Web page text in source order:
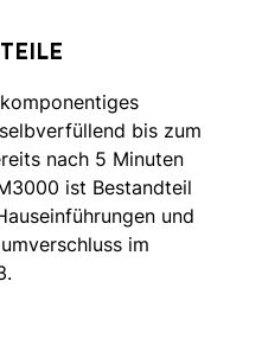
bis zum
nach 5 Minuten
ist Bestandteil
und
im